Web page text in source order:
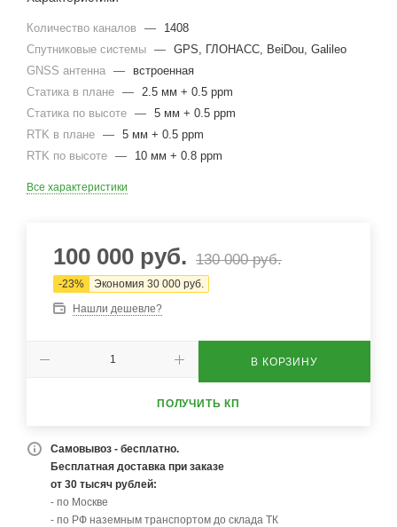
Количество каналов —
1408
Спутниковые системы — GPS, ГЛОНАСС, BeiDou, Galileo
GNSS антенна —
встроенная
Статика в плане — 2.5 мм + 0.5 ppm
Статика по высоте — 5 мм + 0.5 ppm
RTK в плане — 5 мм + 0.5 ppm
RTK по высоте — 10 мм + 0.8 ppm
Все характеристики
100 000 руб. 130 000руб.
-23% Экономия 30 000 руб.
Нашли дешевле?
В КОРЗИНУ
ПОЛУЧИТЬ КП
Самовывоз - бесплатно.
Бесплатная доставка при заказе
от 30 тысяч рублей:
- по Москве
- по РФ наземным транспортом до склада ТК